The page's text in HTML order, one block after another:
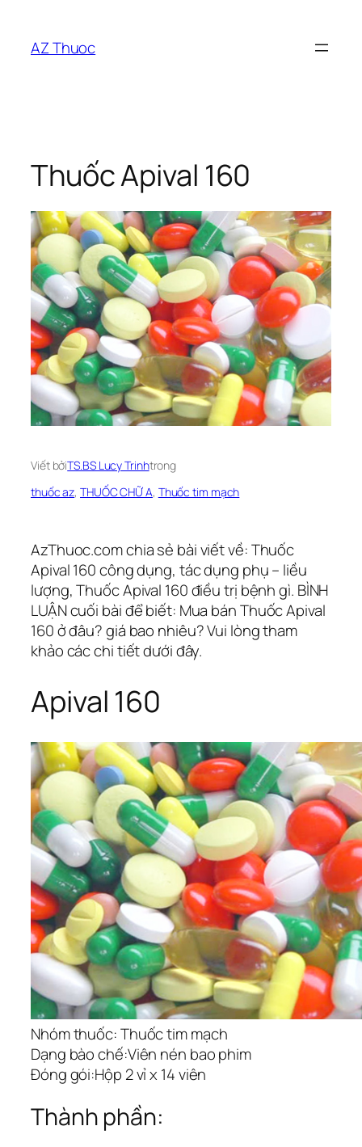
phầnAZ Thuoc
Thuốc Apival 160
Viết bởiTS.BS Lucy Trinhtrong
thuốc az, THUỐC CHỮ A, Thuốc tim mạch
AzThuoc.com chia sẻ bài viết về: Thuốc
Apival 160 công dụng, tác dụng phụ – liều
lượng, Thuốc Apival 160 điều trị bệnh gì. BÌNH
LUẬN cuối bài để biết: Mua bán Thuốc Apival
160 ở đâu? giá bao nhiêu? Vui lòng tham
khảo các chi tiết dưới đây.
Apival 160
Nhóm thuốc:Thuốc tim mạch
Dạng bào chế:Viên nén bao phim
Đóng gói:Hộp 2 vỉ x 14 viên
Thành phần: